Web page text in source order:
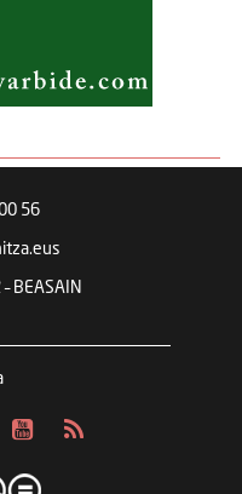
56
BEASAIN